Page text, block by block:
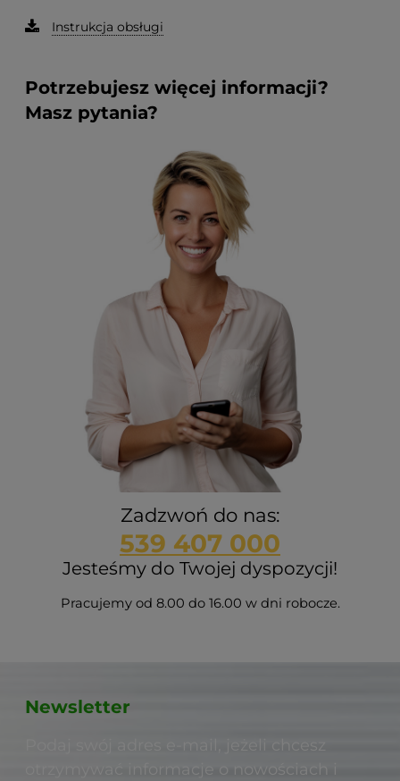
Instrukcja obsługi
Potrzebujesz więcej informacji?
Masz pytania?
Zadzwoń do nas:
539 407 000
Jesteśmy do Twojej dyspozycji!
Pracujemy od 8.00 do 16.00 w dni robocze.
Newsletter
otrzymywać informacje o nowościach i